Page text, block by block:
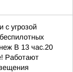
с угрозой
В 13 час.20
Работают